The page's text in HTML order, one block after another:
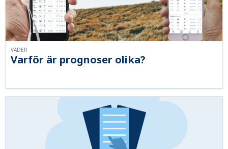
Varför är prognoser olika?
VÄDER